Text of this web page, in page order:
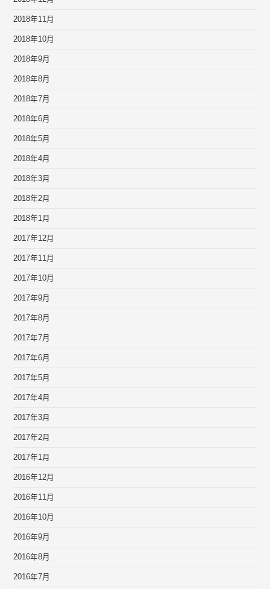
2018年11月
2018年10月
2018年9月
2018年8月
2018年7月
2018年6月
2018年5月
2018年4月
2018年3月
2018年2月
2018年1月
2017年12月
2017年11月
2017年10月
2017年9月
2017年8月
2017年7月
2017年6月
2017年5月
2017年4月
2017年3月
2017年2月
2017年1月
2016年12月
2016年11月
2016年10月
2016年9月
2016年8月
2016年7月